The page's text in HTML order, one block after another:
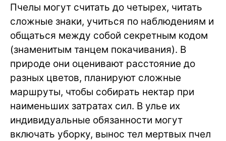
Пчелы могут считать до четырех, читать
сложные знаки, учиться по наблюдениям и
общаться между собой секретным кодом
(знаменитым танцем покачивания). В
природе они оценивают расстояние до
разных цветов, планируют сложные
маршруты, чтобы собирать нектар при
наименьших затратах сил. В улье их
индивидуальные обязанности могут
включать уборку, вынос тел мертвых пчел